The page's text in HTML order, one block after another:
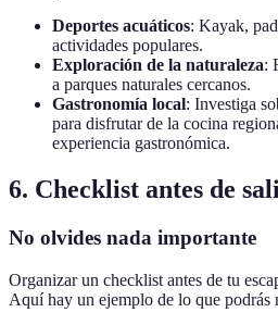
Deportes acuáticos: Kayak,
actividades populares.
Exploración de la naturaleza:
a parques naturales cercanos.
Gastronomía local: Investiga
para disfrutar de la cocina
experiencia gastronómica.
6. Checklist antes de
No olvides nada importante
Organizar un checklist antes de tu
Aquí hay un ejemplo de lo que podrás